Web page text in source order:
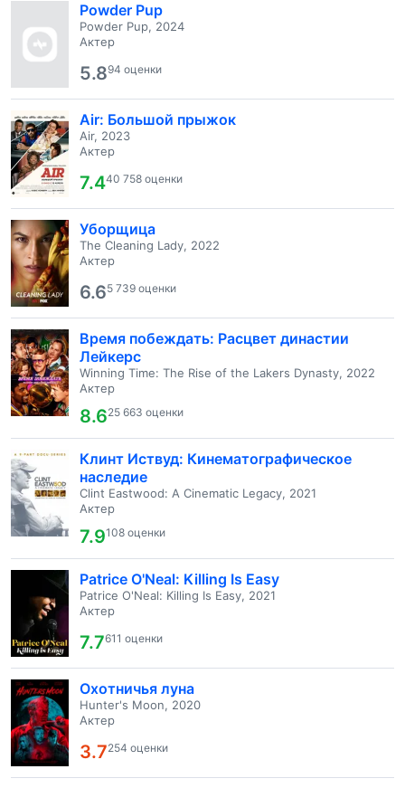
Powder Pup
Powder Pup, 2024
Актер
5.894 оценки
Air: Большой прыжок
Air, 2023
Актер
7.440 758 оценки
Уборщица
The Cleaning Lady, 2022
Актер
6.65 739 оценки
Время побеждать: Расцвет династии
Лейкерс
Winning Time: The Rise of the Lakers Dynasty, 2022
Актер
8.625 663 оценки
Клинт Иствуд: Кинематографическое
наследие
Clint Eastwood: A Cinematic Legacy, 2021
Актер
7.9108 оценки
Patrice O'Neal: Killing Is Easy
Patrice O'Neal: Killing Is Easy, 2021
Актер
7.7611 оценки
Охотничья луна
Hunter's Moon, 2020
Актер
3.7254 оценки